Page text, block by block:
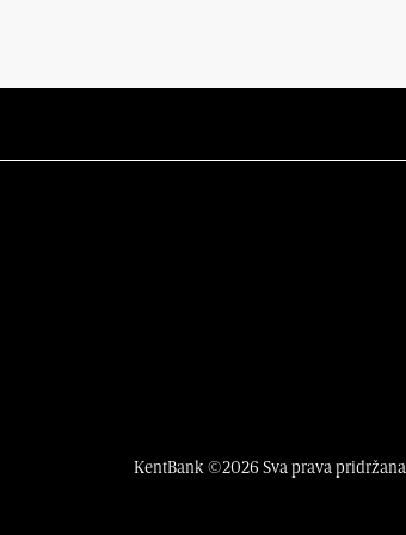
KentBank ©2026 Sva prava pridržana